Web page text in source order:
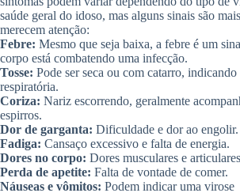
saúde geral do idoso, mas alguns sinais são
merecem atenção:
Febre: Mesmo que seja baixa, a febre é um
corpo está combatendo uma infecção.
Tosse: Pode ser seca ou com catarro,
respiratória.
Coriza: Nariz escorrendo, geralmente
espirros.
Dor de garganta: Dificuldade e dor ao engolir.
Fadiga: Cansaço excessivo e falta de energia.
Dores no corpo: Dores musculares e
Perda de apetite: Falta de vontade de comer.
Náuseas e vômitos: Podem indicar uma virose